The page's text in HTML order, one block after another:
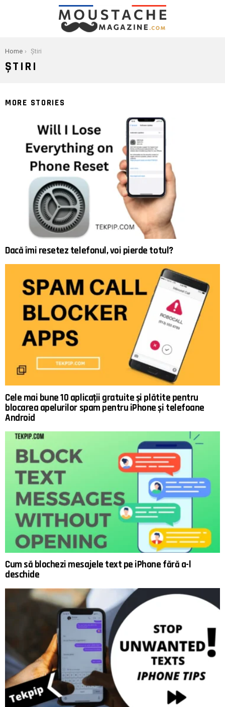
You are here:
Home Știri
ȘTIRI
MORE STORIES
Dacă îmi resetez telefonul, voi pierde totul?
Cele mai bune 10 aplicații gratuite și plătite pentru
blocarea apelurilor spam pentru iPhone și telefoane
Android
Cum să blochezi mesajele text pe iPhone fără a-l
deschide